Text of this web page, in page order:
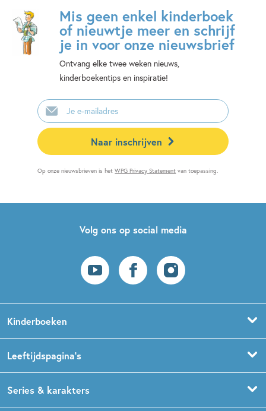
Mis geen enkel kinderboek
of nieuwtje meer en schrijf
je in voor onze nieuwsbrief
Ontvang elke twee weken nieuws,
kinderboekentips en inspiratie!
E-
mailadres
Naar inschrijven
Op onze nieuwsbrieven is hetWPG Privacy Statement van toepassing.
Volg ons op social media
Kinderboeken
Prentenboeken
Leeftijdspagina’s
Boekentips 1,5 - 3 jaar
Series & karakters